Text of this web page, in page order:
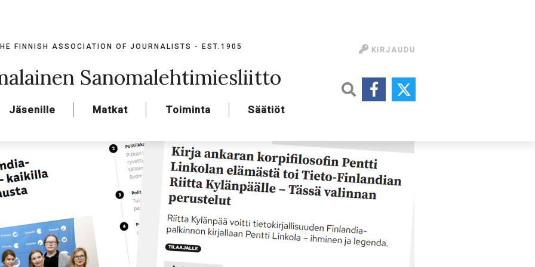
FINNISH ASSOCIATION OF JOURNALISTS - EST.1905
Sanomalehtimiesliitto
Jäsenille Matkat Toiminta Säätiöt
KIRJAUDU